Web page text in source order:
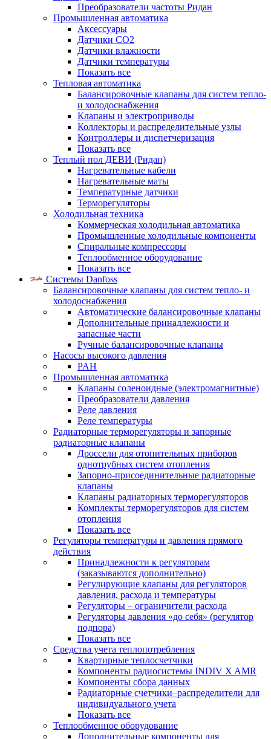
Преобразователи частоты Ридан
Промышленная автоматика
Аксессуары
Датчики CO2
Датчики влажности
Датчики температуры
Показать все
Тепловая автоматика
Балансировочные клапаны для систем тепло-
и холодоснабжения
Клапаны и электроприводы
Коллекторы и распределительные узлы
Контроллеры и диспетчеризация
Показать все
Теплый пол ДЕВИ (Ридан)
Нагревательные кабели
Нагревательные маты
Температурные датчики
Терморегуляторы
Холодильная техника
Коммерческая холодильная автоматика
Промышленные холодильные компоненты
Спиральные компрессоры
Теплообменное оборудование
Показать все
Системы Danfoss
Балансировочные клапаны для систем тепло- и
холодоснабжения
Автоматические балансировочные клапаны
Дополнительные принадлежности и
запасные части
Ручные балансировочные клапаны
Насосы высокого давления
PAH
Промышленная автоматика
Клапаны соленоидные (электромагнитные)
Преобразователи давления
Реле давления
Реле температуры
Радиаторные терморегуляторы и запорные
радиаторные клапаны
Дроссели для отопительных приборов
однотрубных систем отопления
Запорно-присоединительные радиаторные
клапаны
Клапаны радиаторных терморегуляторов
Комплекты терморегуляторов для систем
отопления
Показать все
Регуляторы температуры и давления прямого
действия
Принадлежности к регуляторам
(заказываются дополнительно)
Регулирующие клапаны для регуляторов
давления, расхода и температуры
Регуляторы – ограничители расхода
Регуляторы давления «до себя» (регулятор
подпора)
Показать все
Средства учета теплопотребления
Квартирные теплосчетчики
Компоненты радиосистемы INDIV X AMR
Компоненты сбора данных
Радиаторные счетчики–распределители для
индивидуального учета
Показать все
Теплообменное оборудование
Дополнительные компоненты для